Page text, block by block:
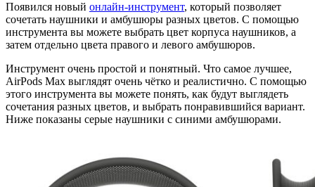
Появился новый онлайн-инструмент, который позволяет
сочетать наушники и амбушюры разных цветов. С помощью
инструмента вы можете выбрать цвет корпуса наушников, а
затем отдельно цвета правого и левого амбушюров.
Инструмент очень простой и понятный. Что самое лучшее,
AirPods Max выглядят очень чётко и реалистично. С помощью
этого инструмента вы можете понять, как будут выглядеть
сочетания разных цветов, и выбрать понравившийся вариант.
Ниже показаны серые наушники с синими амбушюрами.